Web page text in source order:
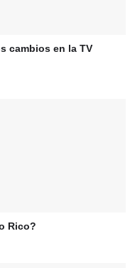
cambios en la TV
Rico?